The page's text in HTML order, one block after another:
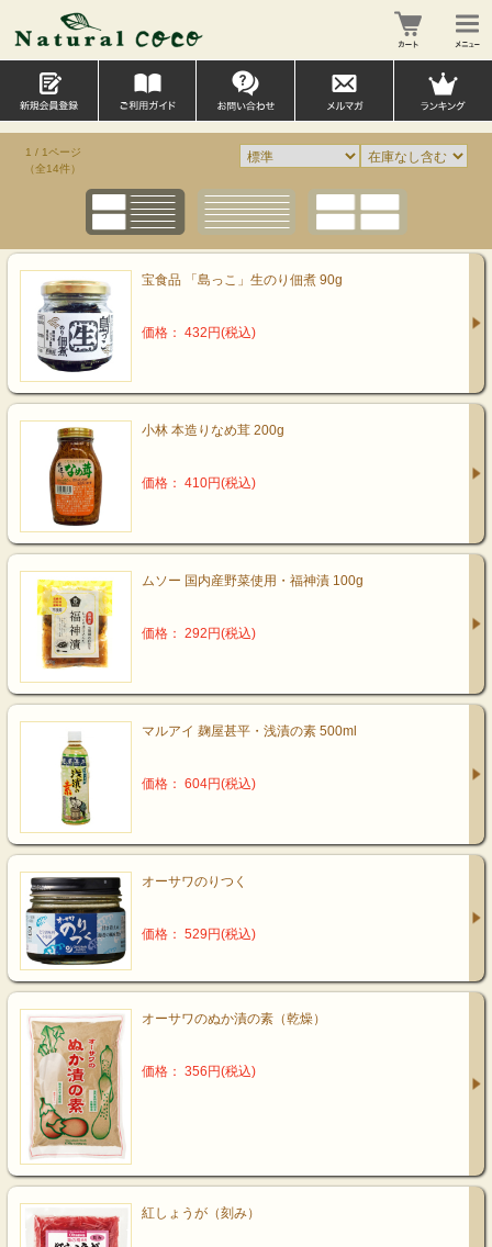
1 / 1ページ
（全14件）
宝食品 「島っこ」生のり佃煮 90g
価格： 432円(税込)
小林 本造りなめ茸 200g
価格： 410円(税込)
ムソー 国内産野菜使用・福神漬 100g
価格： 292円(税込)
マルアイ 麹屋甚平・浅漬の素 500ml
価格： 604円(税込)
オーサワのりつく
価格： 529円(税込)
オーサワのぬか漬の素（乾燥）
価格： 356円(税込)
紅しょうが（刻み）